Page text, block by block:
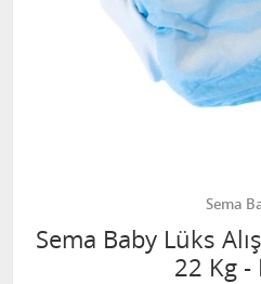
Sema
Sema Baby Lüks
22 Kg -